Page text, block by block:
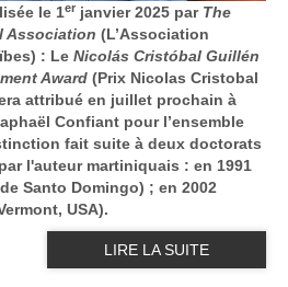
le 1er janvier 2025 par The
Association (L’Association
: Le Nicolás Cristóbal Guillén
Award (Prix Nicolas Cristobal
attribué en juillet prochain à
Confiant pour l’ensemble
fait suite à deux doctorats
l'auteur martiniquais : en 1991
Santo Domingo) ; en 2002
USA).
LIRE LA SUITE